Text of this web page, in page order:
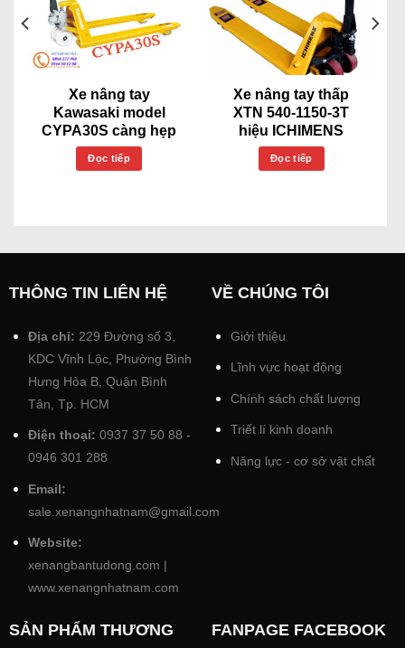
Xe nâng tay
Kawasaki model
CYPA30S càng hẹp
Đọc tiếp
Xe nâng tay thấp
XTN 540-1150-3T
hiệu ICHIMENS
Đọc tiếp
THÔNG TIN LIÊN HỆ
Địa chỉ: 229 Đường số 3,
KDC Vĩnh Lộc, Phường Bình
Hưng Hòa B, Quận Bình
Tân, Tp. HCM
Điện thoại: 0937 37 50 88 -
0946 301 288
Email:
sale.xenangnhatnam@gmail.com
Website:
xenangbantudong.com
www.xenangnhatnam.com
VỀ CHÚNG TÔI
Giới thiệu
Lĩnh vực hoạt động
Chính sách chất lượng
Triết lí kinh doanh
Năng lực - cơ sở vật chất
SẢN PHẨM THƯƠNG
FANPAGE FACEBOOK